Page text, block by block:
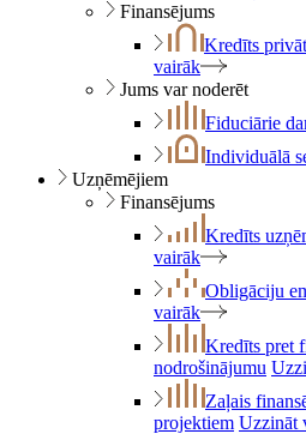
Finansējums
Kredīts
vairāk
Jums var noderēt
Fiduciārie
Individuālā
Uzņēmējiem
Finansējums
Kredīts
vairāk
Obligāciju
vairāk
Kredīts pret
nodrošinājumu
Zaļais
projektiem Uzzināt